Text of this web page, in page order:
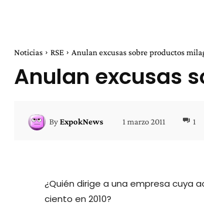
Noticias RSE Anulan excusas sobre productos
Anulan excusas
ByExpokNews 1 marzo 2011 1
¿Quién dirige a una empresa cuya
ciento en 2010?